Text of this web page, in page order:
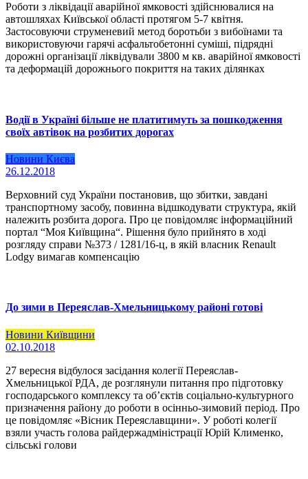
Роботи з ліквідації аварійної ямковості здійснювалися на
автошляхах Київської області протягом 5-7 квітня.
Застосовуючи струменевий метод боротьби з вибоїнами та
використовуючи гарячі асфальтобетонні суміші, підрядні
дорожні організації ліквідували 3800 м кв. аварійної ямковості
та деформацій дорожнього покриття на таких ділянках
Водії в Україні більше не платитимуть за пошкодження
своїх автівок на розбитих дорогах
Новини Києва
26.12.2018
Верховний суд України постановив, що збитки, завдані
транспортному засобу, повинна відшкодувати структура, якій
належить розбита дорога. Про це повідомляє інформаційний
портал “Моя Київщина“. Рішення було прийнято в ході
розгляду справи №373 / 1281/16-ц, в якій власник Renault
Lodgy вимагав компенсацію
До зими в Переяслав-Хмельницькому районі готові
Новини Київщини
02.10.2018
27 вересня відбулося засідання колегії Переяслав-
Хмельницької РДА, де розглянули питання про підготовку
господарського комплексу та об’єктів соціально-культурного
призначення району до роботи в осінньо-зимовий період. Про
це повідомляє «Вісник Переяславщини». У роботі колегії
взяли участь голова райдержадміністрації Юрій Клименко,
сільські голови